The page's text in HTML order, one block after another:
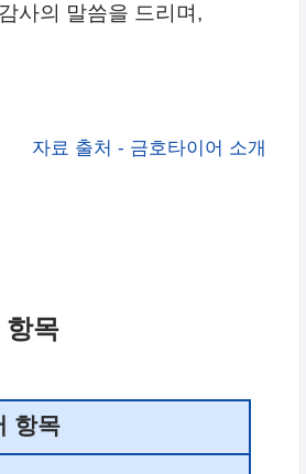
사의 말씀을 드리며,
자료 출처 - 금호타이어 소개
항목
항목